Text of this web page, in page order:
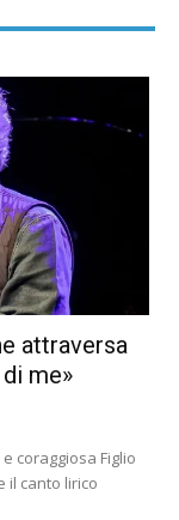
attraversa
me»
coraggiosa Figlio
il canto lirico